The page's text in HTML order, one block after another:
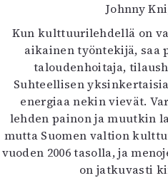
4/
2–3/
1/
6/
5/2025
5/
Johnny
Kun kulttuurilehdellä on
aikainen työntekijä, saa
taloudenhoitaja,
Suhteellisen
energiaa nekin vievät.
lehden painon ja muutkin
mutta Suomen valtion
vuoden 2006 tasolla, ja
on jatkuvasti